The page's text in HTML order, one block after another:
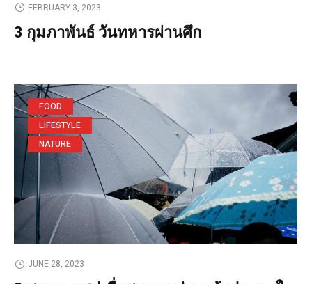
FEBRUARY 3, 2023
3 กุมภาพันธ์ วันทหารผ่านศึก
FOOD
LIFESTYLE
NATURE
JUNE 28, 2023